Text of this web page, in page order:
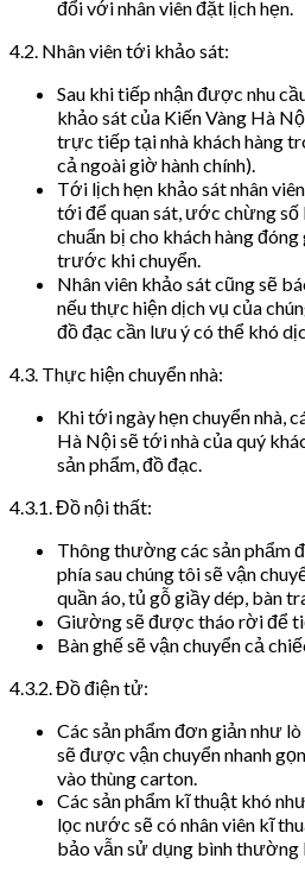
đổi với nhân viên đặt lịch hẹn.
4.2. Nhân viên tới khảo sát:
Sau khi tiếp nhận được nhu
khảo sát của Kiến Vàng Hà
trực tiếp tại nhà khách hàng
cả ngoài giờ hành chính).
Tới lịch hẹn khảo sát nhân
tới để quan sát, ước chừng
chuẩn bị cho khách hàng
trước khi chuyển.
Nhân viên khảo sát cũng sẽ
nếu thực hiện dịch vụ của
đồ đạc cần lưu ý có thể khó
4.3. Thực hiện chuyển nhà:
Khi tới ngày hẹn chuyển nhà,
Hà Nội sẽ tới nhà của quý
sản phẩm, đồ đạc.
4.3.1. Đồ nội thất:
Thông thường các sản phẩm
phía sau chúng tôi sẽ vận
quần áo, tủ gỗ giầy dép, bàn
Giường sẽ được tháo rời để
Bàn ghế sẽ vận chuyển cả
4.3.2. Đồ điện tử:
Các sản phẩm đơn giản như
sẽ được vận chuyển nhanh
vào thùng carton.
Các sản phẩm kĩ thuật khó
lọc nước sẽ có nhân viên kĩ
bảo vẫn sử dụng bình thường